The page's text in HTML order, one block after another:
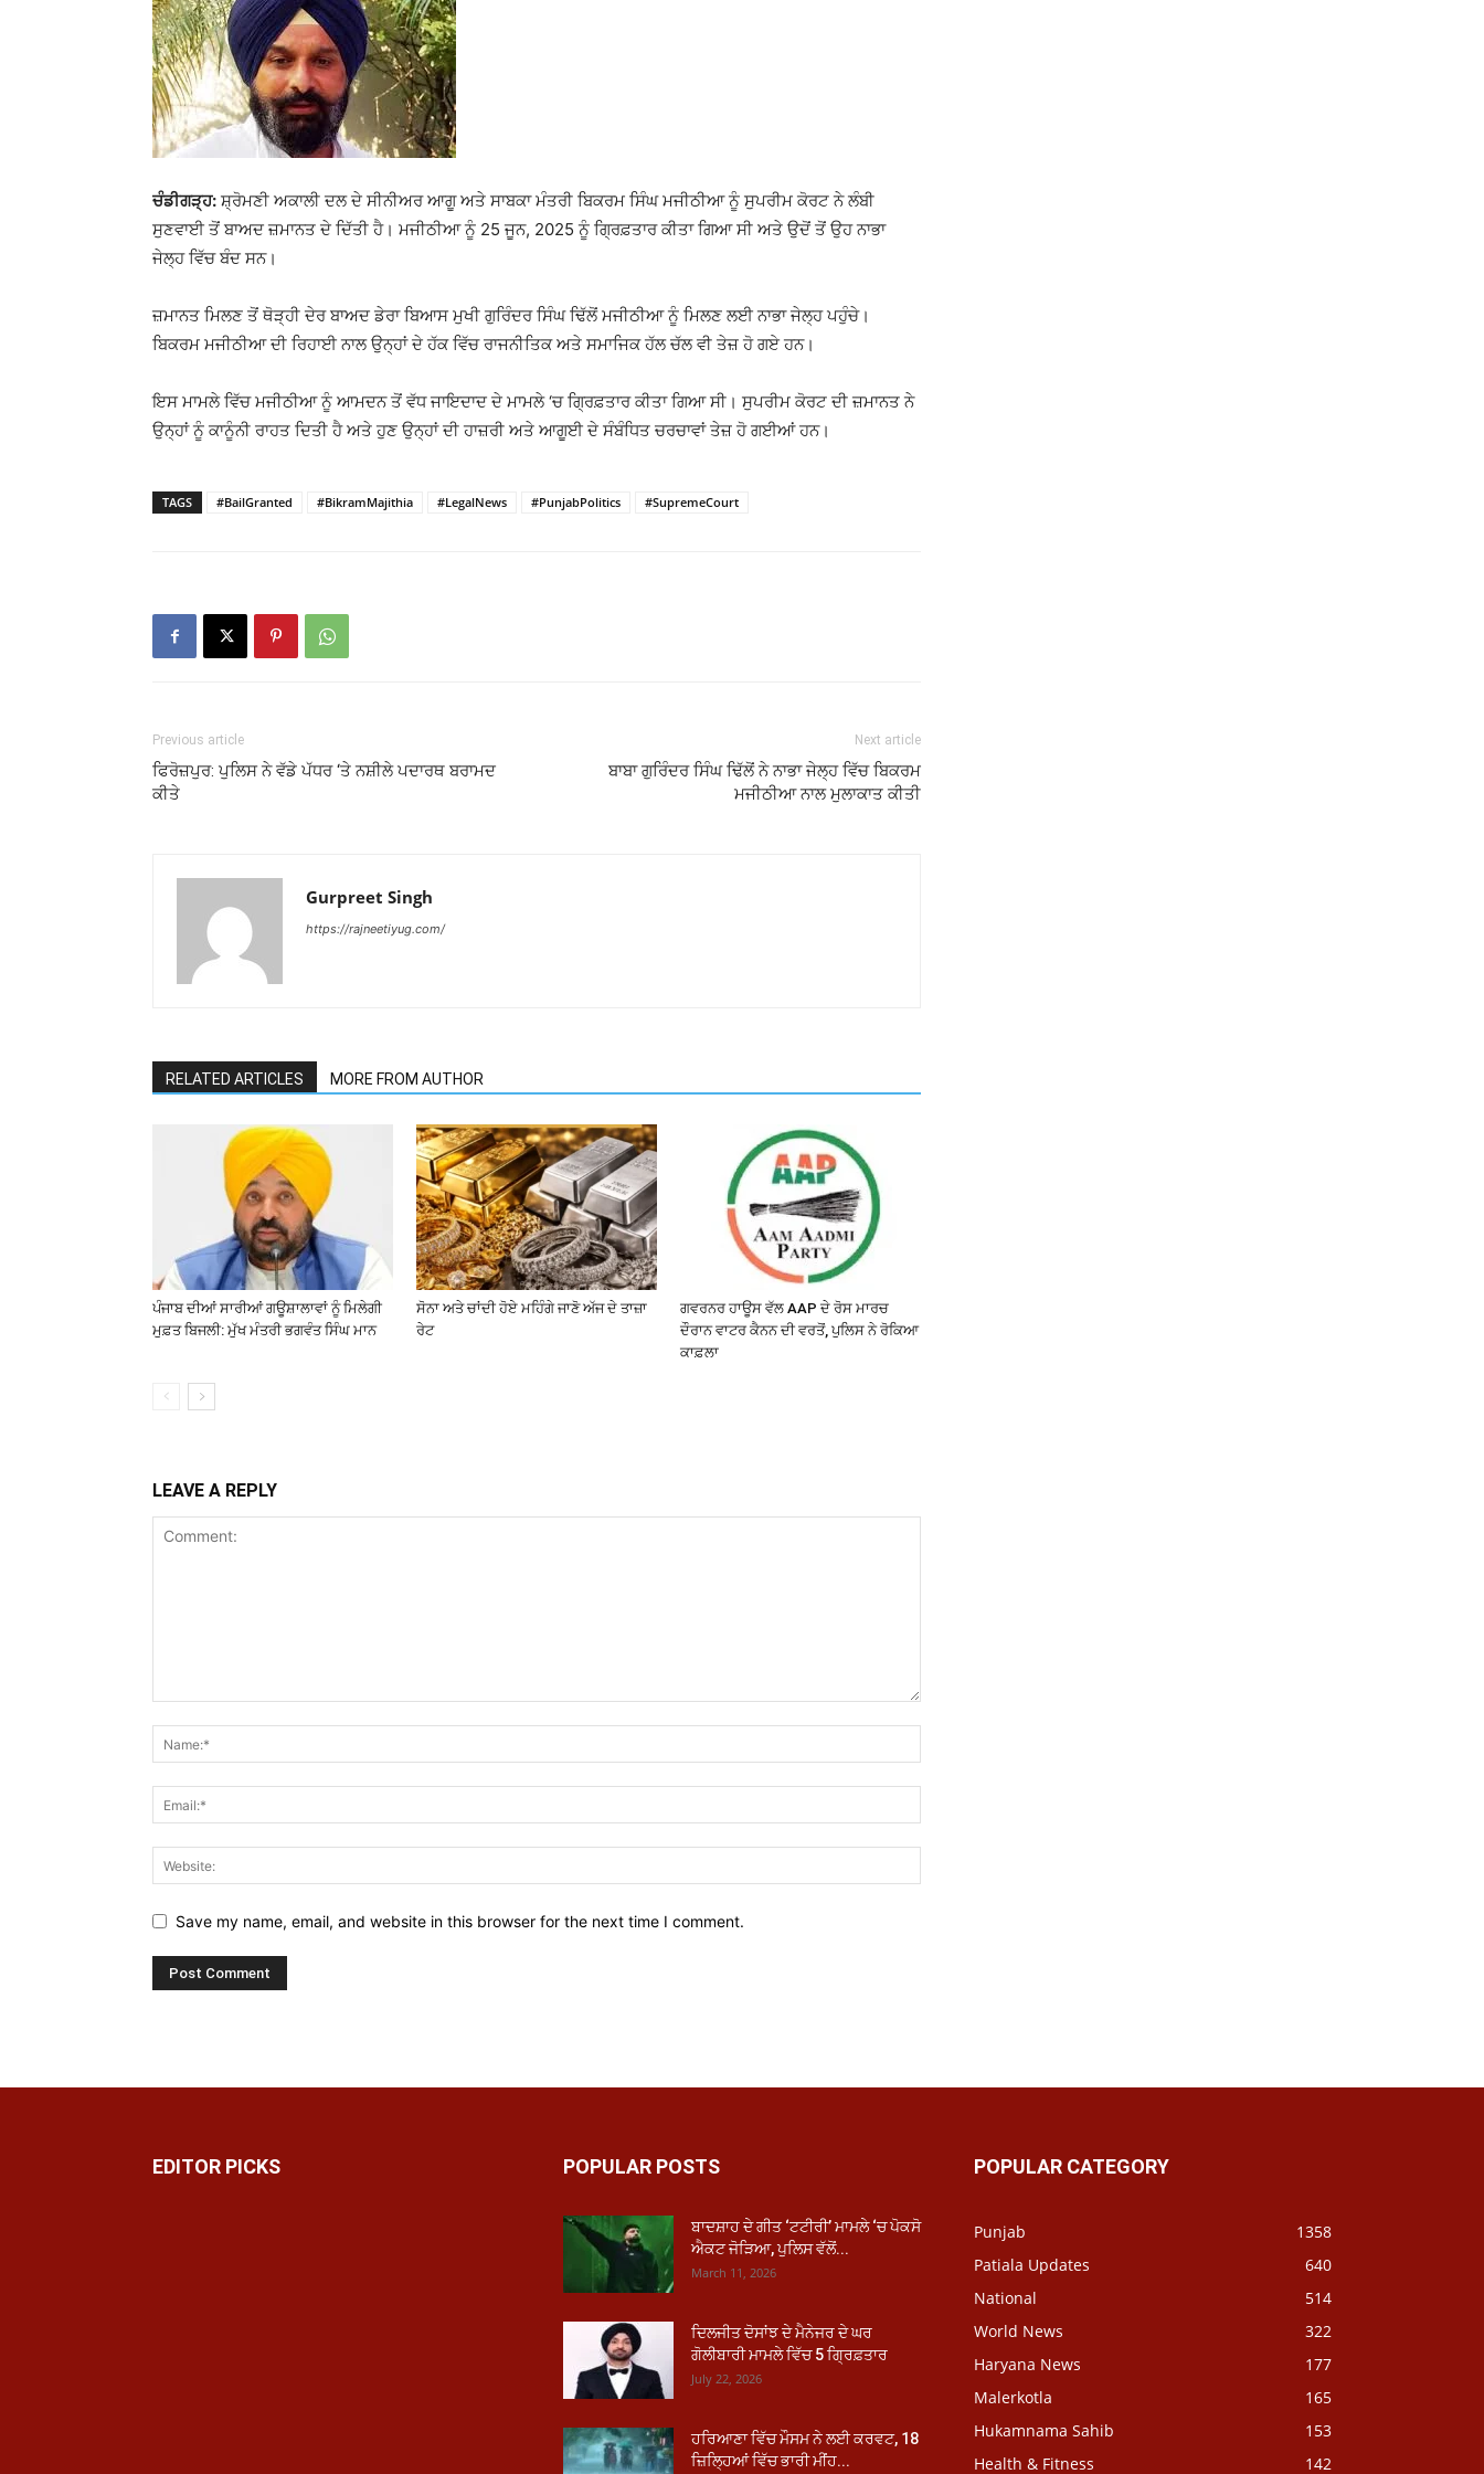
ਚੰਡੀਗੜ੍ਹ: ਸ਼੍ਰੋਮਣੀ ਅਕਾਲੀ ਦਲ ਦੇ ਸੀਨੀਅਰ ਆਗੂ ਅਤੇ ਸਾਬਕਾ ਮੰਤਰੀ ਬਿਕਰਮ ਸਿੰਘ ਮਜੀਠੀਆ ਨੂੰ ਸੁਪਰੀਮ ਕੋਰਟ ਨੇ ਲੰਬੀ
ਸੁਣਵਾਈ ਤੋਂ ਬਾਅਦ ਜ਼ਮਾਨਤ ਦੇ ਦਿੱਤੀ ਹੈ। ਮਜੀਠੀਆ ਨੂੰ 25 ਜੂਨ, 2025 ਨੂੰ ਗ੍ਰਿਫ਼ਤਾਰ ਕੀਤਾ ਗਿਆ ਸੀ ਅਤੇ ਉਦੋਂ ਤੋਂ ਉਹ ਨਾਭਾ
ਜੇਲ੍ਹ ਵਿੱਚ ਬੰਦ ਸਨ।
ਜ਼ਮਾਨਤ ਮਿਲਣ ਤੋਂ ਥੋੜ੍ਹੀ ਦੇਰ ਬਾਅਦ ਡੇਰਾ ਬਿਆਸ ਮੁਖੀ ਗੁਰਿੰਦਰ ਸਿੰਘ ਢਿੱਲੋਂ ਮਜੀਠੀਆ ਨੂੰ ਮਿਲਣ ਲਈ ਨਾਭਾ ਜੇਲ੍ਹ ਪਹੁੰਚੇ।
ਬਿਕਰਮ ਮਜੀਠੀਆ ਦੀ ਰਿਹਾਈ ਨਾਲ ਉਨ੍ਹਾਂ ਦੇ ਹੱਕ ਵਿੱਚ ਰਾਜਨੀਤਿਕ ਅਤੇ ਸਮਾਜਿਕ ਹੱਲ ਚੱਲ ਵੀ ਤੇਜ਼ ਹੋ ਗਏ ਹਨ।
ਇਸ ਮਾਮਲੇ ਵਿੱਚ ਮਜੀਠੀਆ ਨੂੰ ਆਮਦਨ ਤੋਂ ਵੱਧ ਜਾਇਦਾਦ ਦੇ ਮਾਮਲੇ ‘ਚ ਗ੍ਰਿਫ਼ਤਾਰ ਕੀਤਾ ਗਿਆ ਸੀ। ਸੁਪਰੀਮ ਕੋਰਟ ਦੀ ਜ਼ਮਾਨਤ ਨੇ
ਉਨ੍ਹਾਂ ਨੂੰ ਕਾਨੂੰਨੀ ਰਾਹਤ ਦਿਤੀ ਹੈ ਅਤੇ ਹੁਣ ਉਨ੍ਹਾਂ ਦੀ ਹਾਜ਼ਰੀ ਅਤੇ ਆਗੂਈ ਦੇ ਸੰਬੰਧਿਤ ਚਰਚਾਵਾਂ ਤੇਜ਼ ਹੋ ਗਈਆਂ ਹਨ।
TAGS #BailGranted #BikramMajithia #LegalNews #PunjabPolitics #SupremeCourt
Previous article
ਫਿਰੋਜ਼ਪੁਰ: ਪੁਲਿਸ ਨੇ ਵੱਡੇ ਪੱਧਰ ‘ਤੇ ਨਸ਼ੀਲੇ ਪਦਾਰਥ ਬਰਾਮਦ
ਕੀਤੇ
Next article
ਬਾਬਾ ਗੁਰਿੰਦਰ ਸਿੰਘ ਢਿੱਲੋਂ ਨੇ ਨਾਭਾ ਜੇਲ੍ਹ ਵਿੱਚ ਬਿਕਰਮ
ਮਜੀਠੀਆ ਨਾਲ ਮੁਲਾਕਾਤ ਕੀਤੀ
Gurpreet Singh
https://rajneetiyug.com/
RELATED ARTICLES MORE FROM AUTHOR
ਪੰਜਾਬ ਦੀਆਂ ਸਾਰੀਆਂ ਗਊਸ਼ਾਲਾਵਾਂ ਨੂੰ ਮਿਲੇਗੀ
ਮੁਫ਼ਤ ਬਿਜਲੀ: ਮੁੱਖ ਮੰਤਰੀ ਭਗਵੰਤ ਸਿੰਘ ਮਾਨ
ਸੋਨਾ ਅਤੇ ਚਾਂਦੀ ਹੋਏ ਮਹਿੰਗੇ ਜਾਣੋ ਅੱਜ ਦੇ ਤਾਜ਼ਾ
ਰੇਟ
ਗਵਰਨਰ ਹਾਊਸ ਵੱਲ AAP ਦੇ ਰੋਸ ਮਾਰਚ
ਦੌਰਾਨ ਵਾਟਰ ਕੈਨਨ ਦੀ ਵਰਤੋਂ, ਪੁਲਿਸ ਨੇ ਰੋਕਿਆ
ਕਾਫ਼ਲਾ
LEAVE A REPLY
Save my name, email, and website in this browser for the next time I comment.
EDITOR PICKS POPULAR POSTS
ਬਾਦਸ਼ਾਹ ਦੇ ਗੀਤ ‘ਟਟੀਰੀ’ ਮਾਮਲੇ ‘ਚ ਪੋਕਸੋ
ਐਕਟ ਜੋੜਿਆ, ਪੁਲਿਸ ਵੱਲੋਂ...
March 11, 2026
ਦਿਲਜੀਤ ਦੋਸਾਂਝ ਦੇ ਮੈਨੇਜਰ ਦੇ ਘਰ
ਗੋਲੀਬਾਰੀ ਮਾਮਲੇ ਵਿੱਚ 5 ਗ੍ਰਿਫ਼ਤਾਰ
July 22, 2026
ਹਰਿਆਣਾ ਵਿੱਚ ਮੌਸਮ ਨੇ ਲਈ ਕਰਵਟ, 18
ਜ਼ਿਲ੍ਹਿਆਂ ਵਿੱਚ ਭਾਰੀ ਮੀਂਹ...
POPULAR CATEGORY
Punjab
1358
Patiala Updates
640
National
514
World News
322
Haryana News
177
Malerkotla
165
Hukamnama Sahib
153
Health & Fitness
142